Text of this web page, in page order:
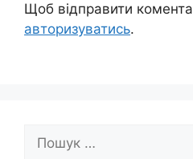
Щоб відправити
авторизуватись.